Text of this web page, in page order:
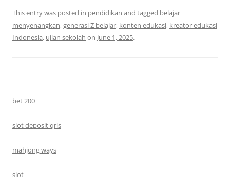
This entry was posted in pendidikan and tagged belajar
menyenangkan,generasi Z belajar, konten edukasi, kreator edukasi
Indonesia, ujian sekolah on June 1, 2025.
bet 200
slot deposit qris
mahjong ways
slot